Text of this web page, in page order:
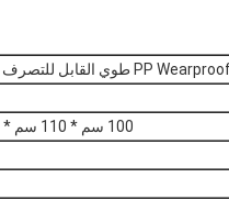
100 سم * 110 سم * 120 سم / كل الأحجام المتاحة